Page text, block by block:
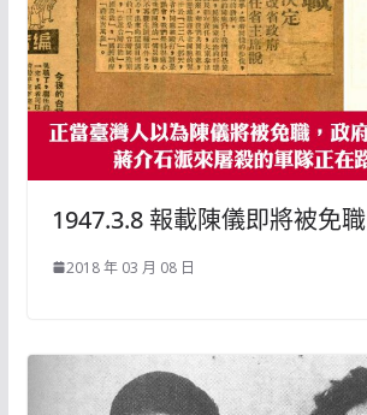
1947.3.8 報載陳儀即將被免職
2018 年 03 月 08 日